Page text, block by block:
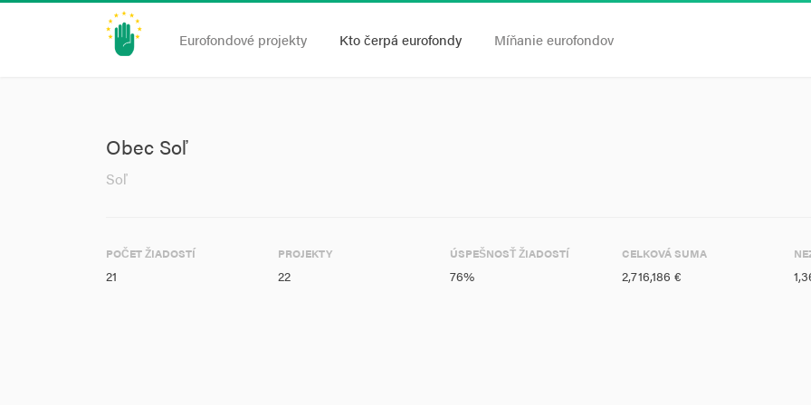
Eurofondové projekty Kto čerpá eurofondy Míňanie eurofondov
Obec Soľ
Soľ
POČET ŽIADOSTÍ
21
PROJEKTY
22
ÚSPEŠNOSŤ ŽIADOSTÍ
76%
CELKOVÁ SUMA
2,716,186 €